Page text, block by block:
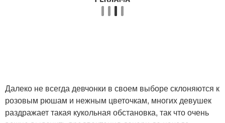
Далеко не всегда девчонки в своем выборе склоняются к
розовым рюшам и нежным цветочкам, многих девушек
раздражает такая кукольная обстановка, так что очень